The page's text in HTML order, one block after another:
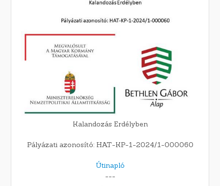
Kalandozás Erdélyben
Pályázati azonosító: HAT-KP-1-2024/1-000060
Útinapló
---